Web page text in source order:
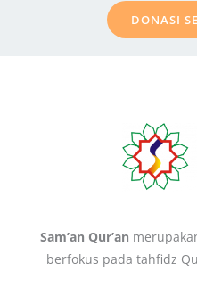
DONASI
Sam’an Qur’an
berfokus pada tahfidz